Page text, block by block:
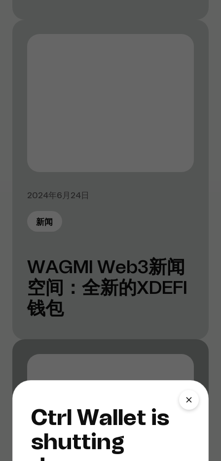
Ctrl Wallet is
shutting
2024年6月24日
新闻
WAGMI Web3新闻
空间：全新的XDEFI
钱包